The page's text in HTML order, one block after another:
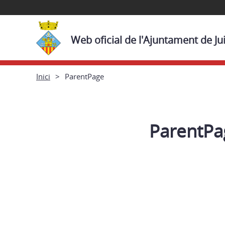
Web oficial de l'Ajuntament de
Inici ParentPage